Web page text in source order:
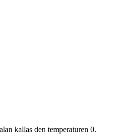
kallas den temperaturen 0.